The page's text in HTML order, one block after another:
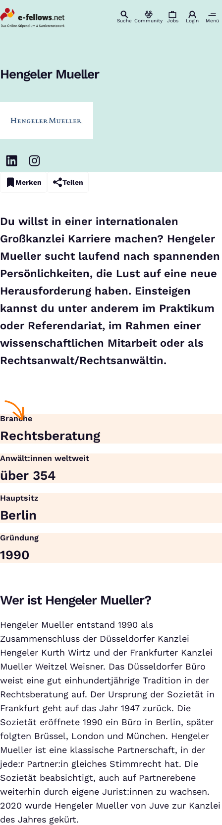
Suche Community Jobs Login Menü
Hengeler Mueller
Merken Teilen
Du willst in einer internationalen
Großkanzlei Karriere machen? Hengeler
Mueller sucht laufend nach spannenden
Persönlichkeiten, die Lust auf eine neue
Herausforderung haben. Einsteigen
kannst du unter anderem im Praktikum
oder Referendariat, im Rahmen einer
wissenschaftlichen Mitarbeit oder als
Rechtsanwalt/Rechtsanwältin.
Branche
Rechts­beratung
Anwält:innen weltweit
über 354
Hauptsitz
Berlin
Gründung
1990
Wer ist Hengeler Mueller?
Hengeler Mueller entstand 1990 als
Zusammenschluss der Düsseldorfer Kanzlei
Hengeler Kurth Wirtz und der Frankfurter Kanzlei
Mueller Weitzel Weisner. Das Düsseldorfer Büro
weist eine gut einhundertjährige Tradition in der
Rechtsberatung auf. Der Ursprung der Sozietät in
Frankfurt geht auf das Jahr 1947 zurück. Die
Sozietät eröffnete 1990 ein Büro in Berlin, später
folgten Brüssel, London und München. Hengeler
Mueller ist eine klassische Partnerschaft, in der
jede:r Partner:in gleiches Stimmrecht hat. Die
Sozietät beabsichtigt, auch auf Partnerebene
weiterhin durch eigene Jurist:innen zu wachsen.
2020 wurde Hengeler Mueller von Juve zur Kanzlei
des Jahres gekürt.